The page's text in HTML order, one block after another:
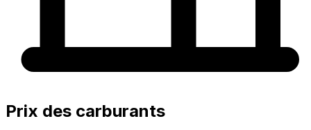
Prix des carburants